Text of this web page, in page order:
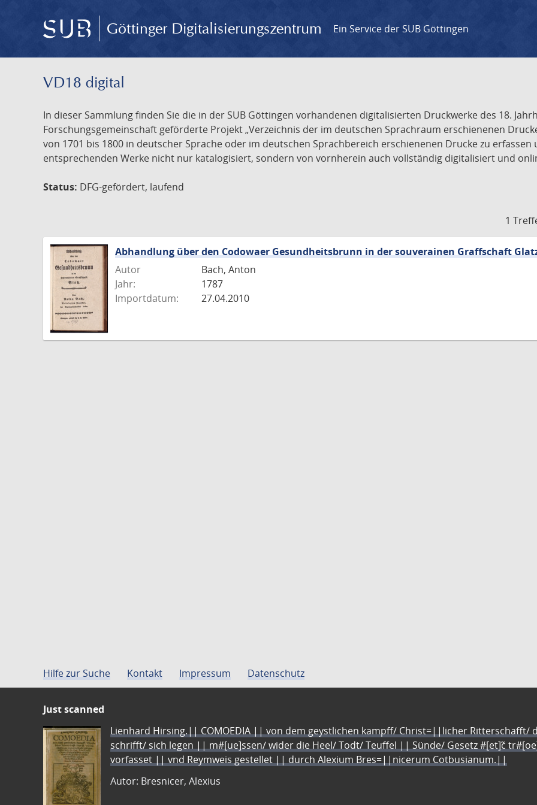
Göttinger Digitalisierungszentrum Ein Service der SUB Göttingen
VD18 digital
In dieser Sammlung finden Sie die in der SUB Göttingen vorhandenen digitalisierten Druckwerke des 18.
Forschungsgemeinschaft geförderte Projekt „Verzeichnis der im deutschen Sprachraum erschienenen
von 1701 bis 1800 in deutscher Sprache oder im deutschen Sprachbereich erschienenen Drucke zu
entsprechenden Werke nicht nur katalogisiert, sondern von vornherein auch vollständig digitalisiert und
Status: DFG-gefördert, laufend
1
Abhandlung über den Codowaer Gesundheitsbrunn in der souverainen Graffschaft
Autor
Bach, Anton
Jahr:
1787
Importdatum:
27.04.2010
Hilfe zur Suche Kontakt Impressum Datenschutz
Just scanned
Lienhard Hirsing.|| COMOEDIA || von dem geystlichen kampff/ Christ=||licher Ritterschafft/
schrifft/ sich legen || m#[ue]ssen/ wider die Heel/ Todt/ Teuffel || Sünde/ Gesetz #[et]c̃
vorfasset || vnd Reymweis gestellet || durch Alexium Bres=||nicerum Cotbusianum.||
Autor: Bresnicer, Alexius